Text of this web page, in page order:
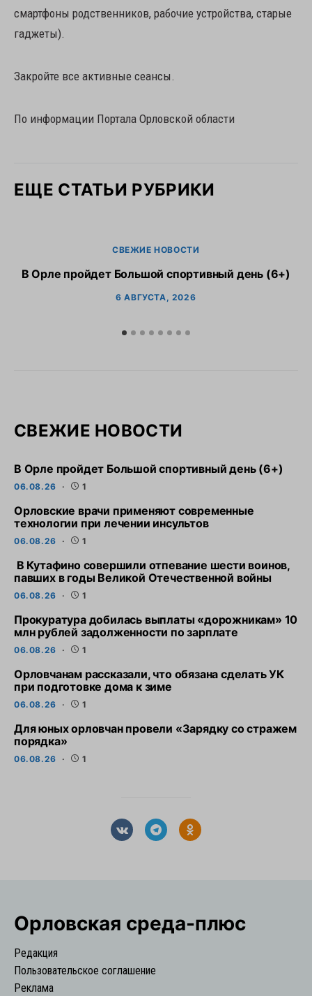
смартфоны родственников, рабочие устройства, старые
гаджеты).
Закройте все активные сеансы.
По информации Портала Орловской области
ЕЩЕ СТАТЬИ РУБРИКИ
СВЕЖИЕ НОВОСТИ
В Орле пройдет Большой спортивный день (6+)
6 АВГУСТА, 2026
СВЕЖИЕ НОВОСТИ
В Орле пройдет Большой спортивный день (6+)
06.08.26 1
Орловские врачи применяют современные
технологии при лечении инсультов
06.08.26 1
В Кутафино совершили отпевание шести воинов,
павших в годы Великой Отечественной войны
06.08.26 1
Прокуратура добилась выплаты «дорожникам» 10
млн рублей задолженности по зарплате
06.08.26 1
Орловчанам рассказали, что обязана сделать УК
при подготовке дома к зиме
06.08.26 1
Для юных орловчан провели «Зарядку со стражем
порядка»
06.08.26 1
Орловская cреда-плюс
Редакция
Пользовательское соглашение
Реклама